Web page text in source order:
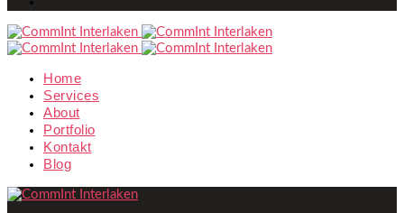
Home
Services
About
Portfolio
Kontakt
Blog